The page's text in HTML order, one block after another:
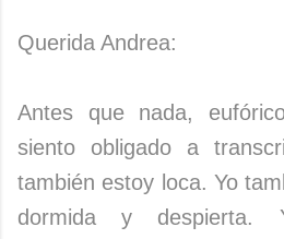
Querida Andrea:
Antes que nada,
siento obligado a
también estoy loca. Yo
dormida y despierta.